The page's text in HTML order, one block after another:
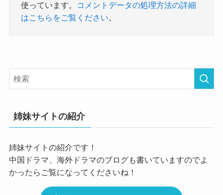
使っています。
コメントデータの処理方法の詳細
はこちらをご覧ください。
姉妹サイトの紹介
姉妹サイトの紹介です！
中国ドラマ、海外ドラマのブログも書いていますのでよ
かったらご覧になってくださいね！